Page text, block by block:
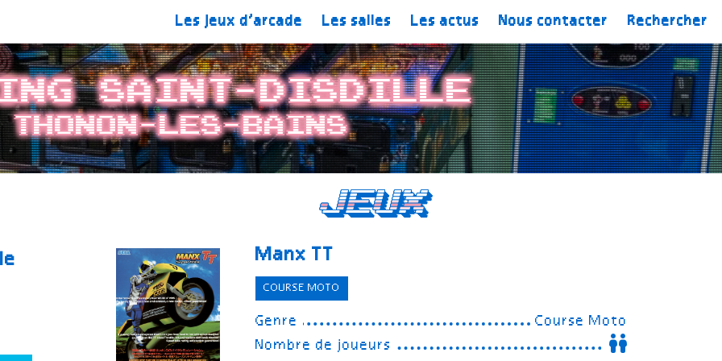
Les jeux d’arcade Les salles Les actus Nous contacter Rechercher
Saint-Disdille
Thonon-les-Bains
Jeux
Manx TT
COURSE MOTO
Genre
Course Moto
Nombre de joueurs